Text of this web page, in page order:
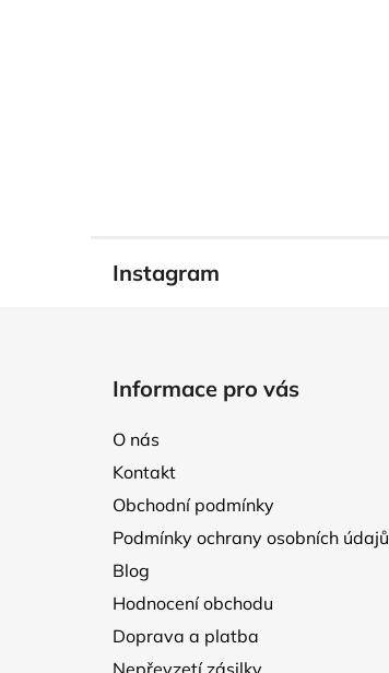
Instagram
Informace pro vás
O nás
Kontakt
Obchodní podmínky
Podmínky ochrany osobních údajů
Blog
Hodnocení obchodu
Doprava a platba